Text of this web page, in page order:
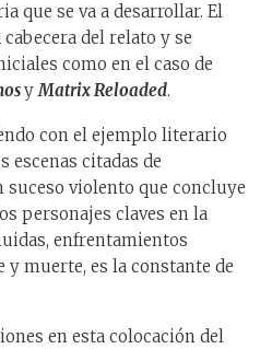
que se va a desarrollar. El
cabecera del relato y se
como en el caso de
yMatrix Reloaded.
con el ejemplo literario
escenas citadas de
suceso violento que concluye
personajes claves en la
enfrentamientos
y muerte, es la constante de
en esta colocación del